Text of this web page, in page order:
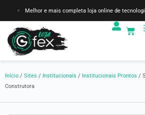
Melhor e mais completa loja online de
Início / Sites / Institucionais / Institucionais Prontos /
Construtora